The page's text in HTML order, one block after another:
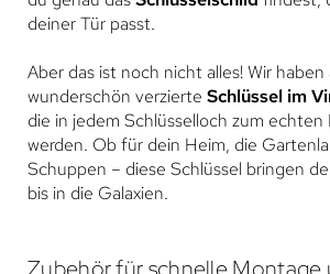
deiner Tür passt.
Aber das ist noch nicht alles! Wir haben
wunderschön verzierte Schlüssel im
die in jedem Schlüsselloch zum echten
werden. Ob für dein Heim, die
Schuppen – diese Schlüssel bringen
bis in die Galaxien.
Zubehör für schnelle Montage